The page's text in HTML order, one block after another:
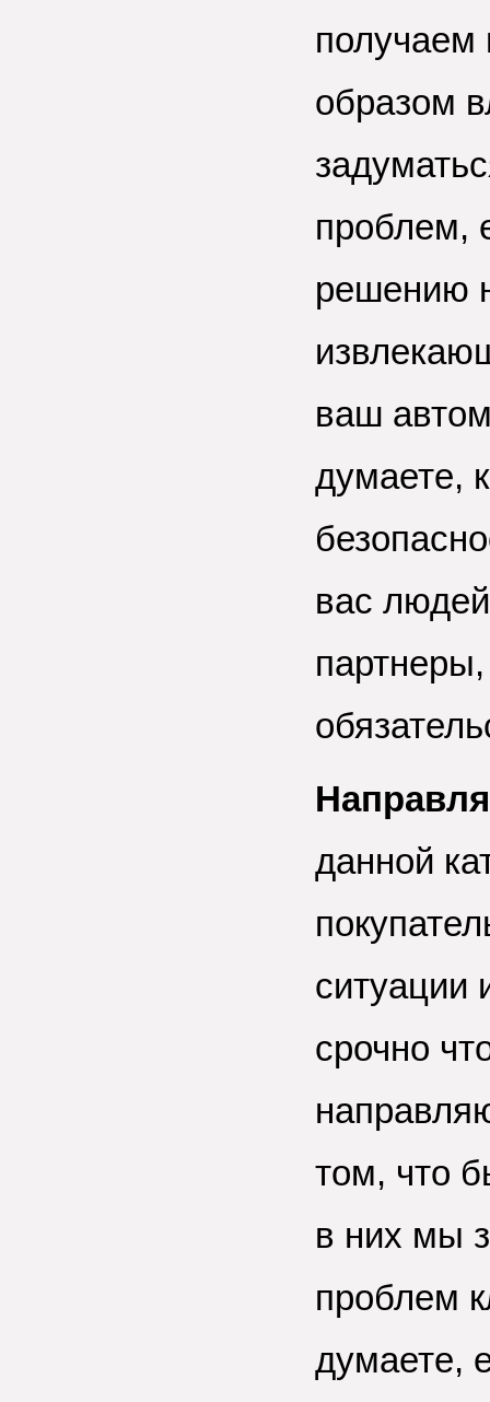
образом
проблем,
решению
ваш
думаете,
вас
данной
ситуации
срочно
том, что
в них мы
проблем
думаете,